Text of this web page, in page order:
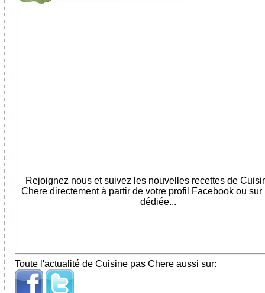
Rejoignez nous et suivez les nouvelles recettes de
Chere directement à partir de votre profil Facebook ou sur
dédiée...
Toute l'actualité de Cuisine pas Chere aussi sur: